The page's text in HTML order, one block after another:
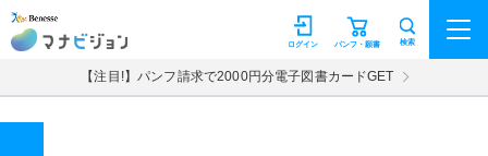
マナビジョン パンフ・願書
ログイン 検索
【注目!】パンフ請求で2000円分電子図書カードGET